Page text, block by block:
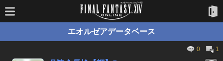
エオルゼアデータベース
0 1